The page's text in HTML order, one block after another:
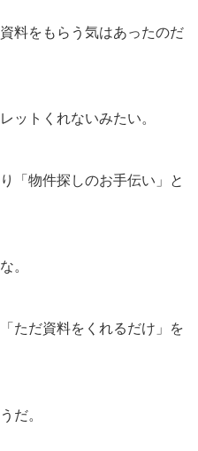
料をもらう気はあったのだ
ットくれないみたい。
「物件探しのお手伝い」と
。
ただ資料をくれるだけ」を
だ。